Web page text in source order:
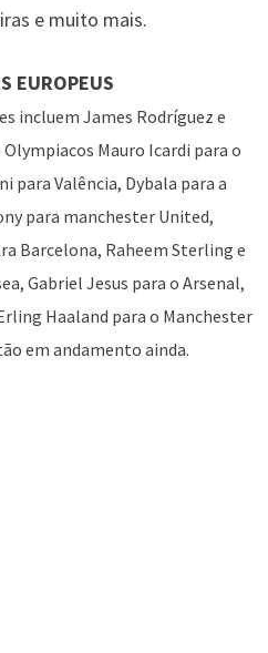
e muito mais.
EUROPEUS
incluem James Rodríguez e
Mauro Icardi para o
para Valência, Dybala para a
para manchester United,
Barcelona, Raheem Sterling e
Gabriel Jesus para o Arsenal,
Haaland para o Manchester
em andamento ainda.